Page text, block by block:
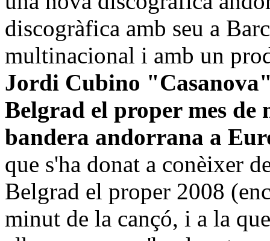
discogràfica amb seu a
multinacional i amb un
Jordi Cubino
Belgrad el proper mes de
bandera andorrana a
que s'ha donat a conèixer
Belgrad el proper 2008
minut de la cançó, i a la